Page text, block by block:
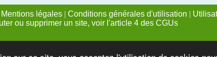
Mentions légales | Conditions générales d'utilisation |
ou supprimer un site, voir l'article 4 des CGUs